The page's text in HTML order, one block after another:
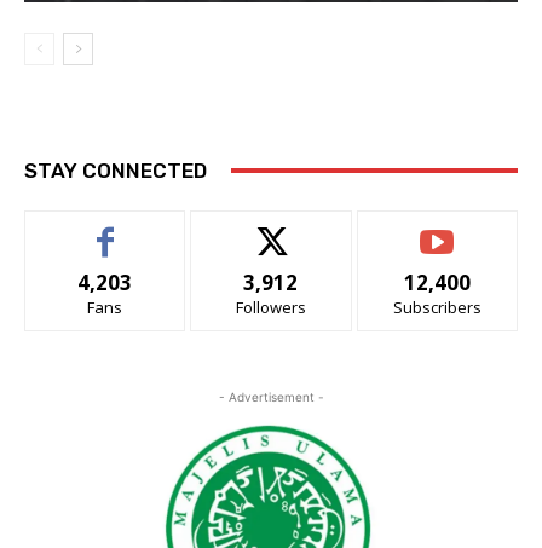
STAY CONNECTED
4,203
Fans
3,912
Followers
12,400
Subscribers
- Advertisement -